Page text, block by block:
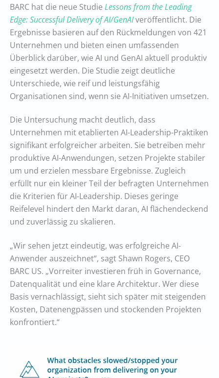
BARC hat die neue Studie Lessons from the Leading
Edge: Successful Delivery of AI/GenAIveröffentlicht. Die
Ergebnisse basieren auf den Rückmeldungen von 421
Unternehmen und bieten einen umfassenden
Überblick darüber, wie AI und GenAI aktuell produktiv
eingesetzt werden. Die Studie zeigt deutliche
Unterschiede, wie reif und leistungsfähig
Organisationen sind, wenn sie AI-Initiativen umsetzen.
Die Untersuchung macht deutlich, dass
Unternehmen mit etablierten AI-Leadership-Praktiken
signifikant erfolgreicher arbeiten. Sie betreiben mehr
produktive AI-Anwendungen, setzen Projekte stabiler
um und erzielen messbare Ergebnisse. Zugleich
erfüllt nur ein kleiner Teil der befragten Unternehmen
die Kriterien für AI-Leadership. Dieses geringe
Reifelevel hindert den Markt daran, AI flächendeckend
und zuverlässig zu skalieren.
„Wir sehen jetzt eindeutig, was erfolgreiche AI-
Anwender auszeichnet“, sagt Shawn Rogers, CEO
BARC US. „Vorreiter investieren früh in Governance,
Datenqualität und eine klare Architektur. Wer diese
Basis vernachlässigt, sieht sich später mit steigenden
Kosten, Datenengpässen und stockenden Projekten
konfrontiert.“